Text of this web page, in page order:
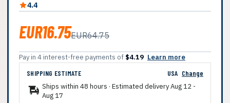
4.4
EUR16.75EUR64.75
Pay in 4 interest-free payments of $4.19 Learn more
SHIPPING ESTIMATE
USA Change
Ships within 48 hours · Estimated deliveryAug 12 -
Aug 17